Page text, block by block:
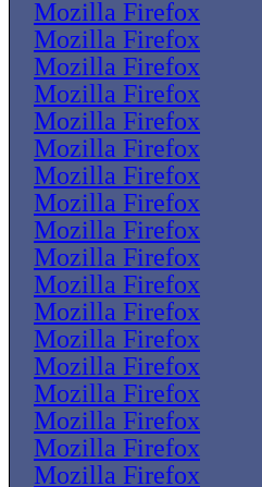
Mozilla Firefox
Mozilla Firefox
Mozilla Firefox
Mozilla Firefox
Mozilla Firefox
Mozilla Firefox
Mozilla Firefox
Mozilla Firefox
Mozilla Firefox
Mozilla Firefox
Mozilla Firefox
Mozilla Firefox
Mozilla Firefox
Mozilla Firefox
Mozilla Firefox
Mozilla Firefox
Mozilla Firefox
Mozilla Firefox